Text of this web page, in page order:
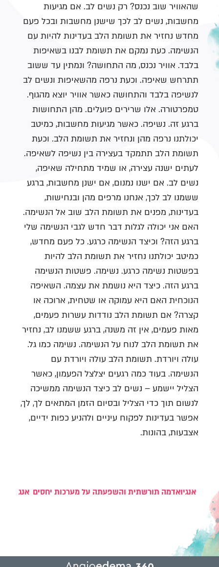
שהאוויר שוב נכנס? רק נשים לב. אם מגיעות
מחשבות, נשים לב לכך שישנן מחשבות ובכל פעם
מחדש נחזיר את תשומת הלב בעדינות להיות עם
הנשימה. כעת נמקם את תשומת לבנו בשאיפות
בלבד. אוויר נכנס, מה התחושה? ונמתין עד ששוב
תתרחש שאיפה. וכעת נרפה מהשאיפות ונשים לב
לנשיפה בלבד והתחושה כאשר אוויר יוצא מהגוף.
טמפרטורה. אלו שרירים פועלים. מהן התחושות
ברגע זה. נשיפה. כאשר מגיעות מחשבות, כמיטב
יכולתנו נרפה מהן ונחזיר את תשומת הלב. וכעת
תשומת הלב תתמקד בעצירה בין נשיפה לשאיפה.
לעתים ישנה עצירה, או שמיד מתחילה שאיפה,
נשים לב. אם ישנו נמנום, אם ישנן מחשבות, ברגע
ששמנו לב לכך, אנחנו מרפים מהן ובנחישות,
בעדינות, מפנים את תשומת הלב שוב אל הנשימה.
האם אני יכולה לגלות דבר חדש לגבי הנשימה שלי
ברגע הזה? וכיצד הנשימה כרגע. כל פעם מחדש,
כמיטב יכולתנו נחזיר את תשומת הלב להיות
בפשטות נשימה כרגע. נשימה. פשטות הנשימה
ברגע הזה. כיצד היא נושמת את עצמה. השאיפה
הנוכחית האם היא עמוקה או שטחית, ארוכה או
קצרה? אם תשומת הלב נודדות עשרות פעמים,
מאות פעמים, אין זה משנה, ברגע ששמנו לב, נחזיר
את תשומת הלב לנוח על הנשימה. נשימה כמו גל.
עולה ויורדת. תשומת הלב עולה ויורדת עם
הנשימה. בעוד כמה רגעים יצלצל הפעמון, כאשר
הצליל יישמע – נשים לב כיצד הנשימה ממשיכה
לנשום תוך כדי הצליל ובסיום הזמן המתאים לך, לך,
אפשר בעדינות לפקוח עיניים ולהניע כפות ידיים,
אצבעות, בהונות.
אנגיואדמה תורשתית והשפעתה על מערכות יחסים